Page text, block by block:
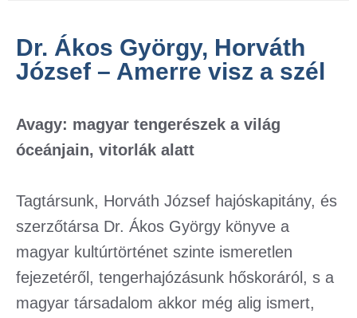
Dr. Ákos György, Horváth
József – Amerre visz a szél
Avagy: magyar tengerészek a világ
óceánjain, vitorlák alatt
Tagtársunk, Horváth József hajóskapitány, és
szerzőtársa Dr. Ákos György könyve a
magyar kultúrtörténet szinte ismeretlen
fejezetéről, tengerhajózásunk hőskoráról, s a
magyar társadalom akkor még alig ismert,